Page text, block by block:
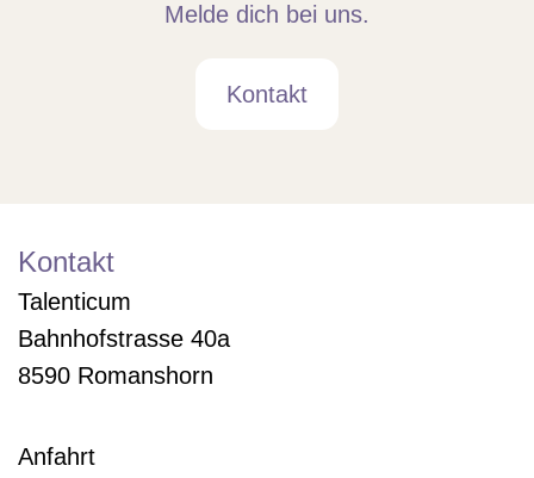
Melde dich bei uns.
Kontakt
Kontakt
Talenticum
Bahnhofstrasse 40a
8590 Romanshorn
Anfahrt